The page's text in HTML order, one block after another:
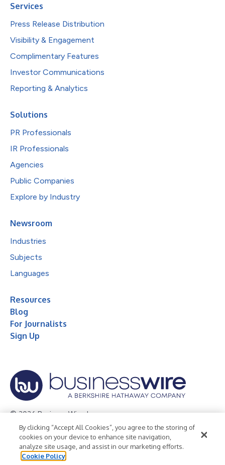
Services
Press Release Distribution
Visibility & Engagement
Complimentary Features
Investor Communications
Reporting & Analytics
Solutions
PR Professionals
IR Professionals
Agencies
Public Companies
Explore by Industry
Newsroom
Industries
Subjects
Languages
Resources
Blog
For Journalists
Sign Up
© 2026 Business Wire, Inc.
Privacy Policy Cookie Policy
Accessibility Statement
Terms of Use
Legal
By clicking “Accept All Cookies”, you agree to the storing of
cookies on your device to enhance site navigation,
analyze site usage, and assist in our marketing efforts.
Cookie Policy